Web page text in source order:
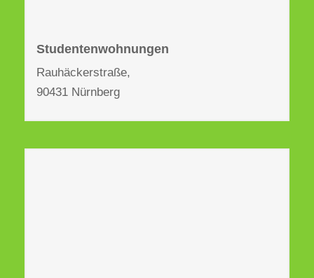
Studentenwohnungen
Rauhäckerstraße,
90431 Nürnberg